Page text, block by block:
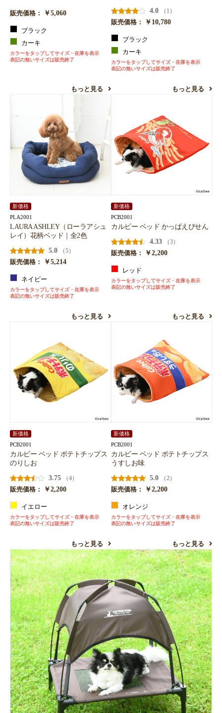
販売価格： ￥5,060
ブラック
カーキ
カラーをタップしてサイズ・在庫を表示
表記の無いサイズは販売終了
もっと見る
4.0
（1）
販売価格：
￥10,780
ブラック
カーキ
カラーをタップしてサイズ・在庫を表示
表記の無いサイズは販売終了
もっと見る
新価格
PLA2001
LAURA ASHLEY（ローラアシュ
レイ）花柄ベッド｜全2色
5.0
（5）
販売価格：
￥5,214
ネイビー
カラーをタップしてサイズ・在庫を表示
表記の無いサイズは販売終了
もっと見る
新価格
PCB2001
カルビー ベッド かっぱえびせん
4.33
（3）
販売価格：
￥2,200
レッド
カラーをタップしてサイズ・在庫を表示
表記の無いサイズは販売終了
もっと見る
新価格
PCB2001
カルビー ベッド ポテトチップス
のりしお
3.75
（4）
販売価格：
￥2,200
イエロー
カラーをタップしてサイズ・在庫を表示
表記の無いサイズは販売終了
もっと見る
新価格
PCB2001
カルビー ベッド ポテトチップス
うすしお味
5.0
（2）
販売価格：
￥2,200
オレンジ
カラーをタップしてサイズ・在庫を表示
表記の無いサイズは販売終了
もっと見る